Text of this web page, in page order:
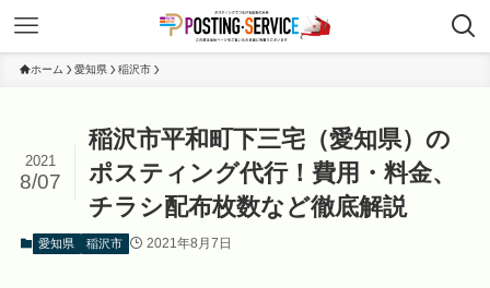
ホーム 愛知県 稲沢市
稲沢市平和町下三宅（愛知県）の
ポスティング代行！費用・料金、
チラシ配布枚数など徹底解説
2021
8/07
愛知県 稲沢市 2021年8月7日